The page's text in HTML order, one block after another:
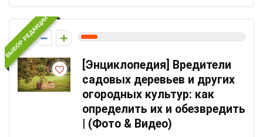
ВЫБОР РЕДАКЦИИ
1
[Энциклопедия] Вредители
садовых деревьев и других
огородных культур: как
определить их и обезвредить
| (Фото & Видео)